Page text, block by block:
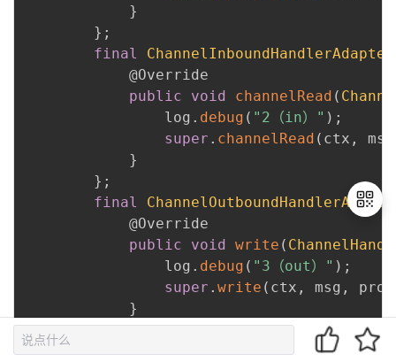
}
} ;
final
ChannelInboundHandlerAdapter
@Override
public
void channelRead (
                log
. debug ( "2（in）" ) ;
super . channelRead ( ctx , msg
}
} ;
final
@Override
public
void write (
                log
. debug ( "3（out）" ) ;
super . write ( ctx , msg ,
}
};
final